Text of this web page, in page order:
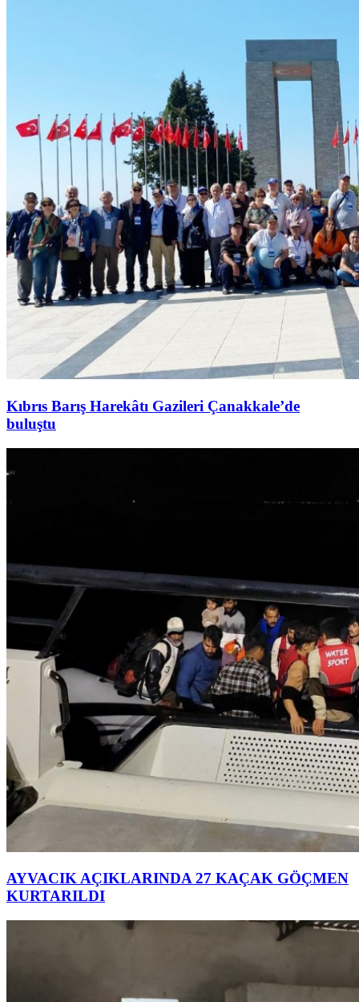
Kıbrıs Barış Harekâtı Gazileri Çanakkale’de
buluştu
AYVACIK AÇIKLARINDA 27 KAÇAK GÖÇMEN
KURTARILDI